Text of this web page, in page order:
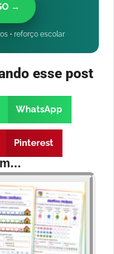
→
• reforço escolar
esse post
WhatsApp
Pinterest